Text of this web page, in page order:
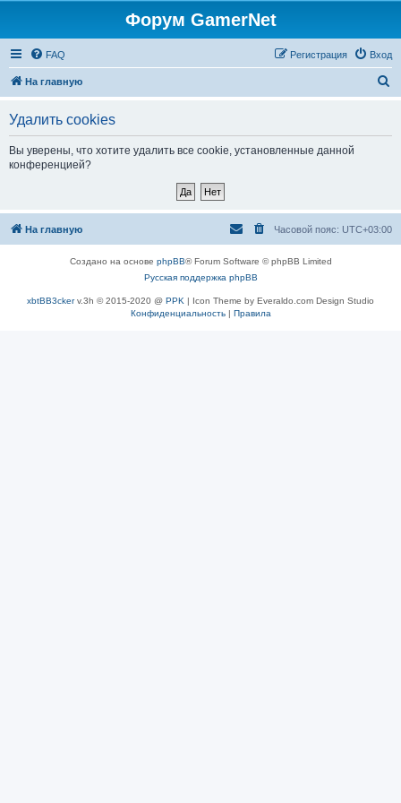
Форум GamerNet
FAQ Вход
Регистрация
На главную
Удалить cookies
Вы уверены, что хотите удалить все cookie, установленные данной
конференцией?
На главную Часовой пояс: UTC+03:00
Создано на основе phpBB® Forum Software © phpBB Limited
Русская поддержка phpBB
xbtBB3ckerv.3h © 2015-2020 @ PPK | Icon Theme by Everaldo.com Design Studio
Конфиденциальность| Правила